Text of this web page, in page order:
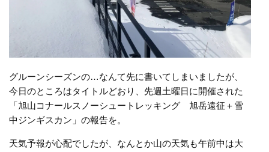
グルーンシーズンの…なんて先に書いてしまいましたが、
今日のところはタイトルどおり、先週土曜日に開催された
「旭山コナールスノーシュートレッキング 旭岳遠征＋雪
中ジンギスカン」の報告を。
天気予報が心配でしたが、なんとか山の天気も午前中は大